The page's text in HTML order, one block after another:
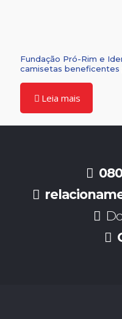
Fundação Pró-Rim e
camisetas beneficentes
Leia mais